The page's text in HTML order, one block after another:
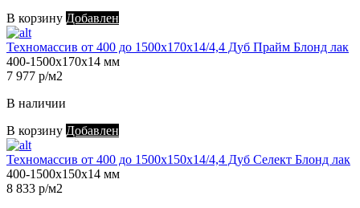
В корзину Добавлен
Техномассив от 400 до 1500х170х14/4,4 Дуб Прайм Блонд лак
400-1500х170х14 мм
7 977 р/м2
В наличии
В корзину Добавлен
Техномассив от 400 до 1500х150х14/4,4 Дуб Селект Блонд лак
400-1500х150х14 мм
8 833 р/м2